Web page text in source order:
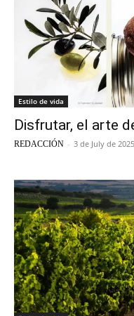
Estilo de vida
Disfrutar, el arte
REDACCIÓN - 3 de July de 2025